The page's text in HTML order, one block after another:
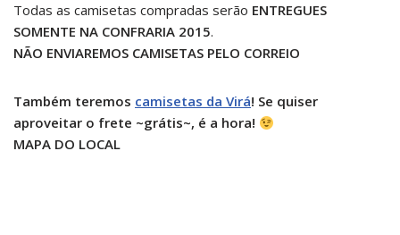
Todas as camisetas compradas serão ENTREGUES
SOMENTE NA CONFRARIA 2015.
NÃO ENVIAREMOS CAMISETAS PELO CORREIO
Também teremos camisetas da Virá! Se quiser
aproveitar o frete ~grátis~, é a hora!
MAPA DO LOCAL